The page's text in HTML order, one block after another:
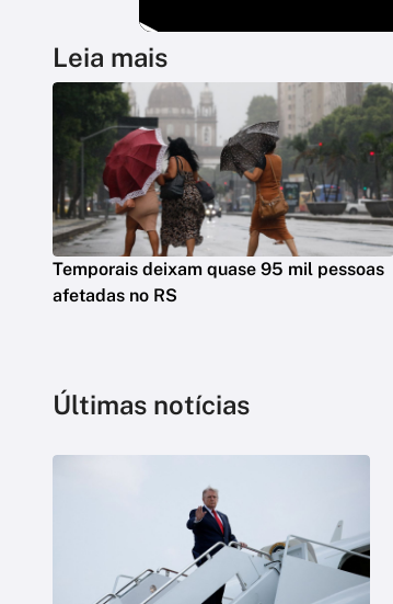
Leia mais
Temporais deixam quase 95 mil pessoas
afetadas no RS
Últimas notícias